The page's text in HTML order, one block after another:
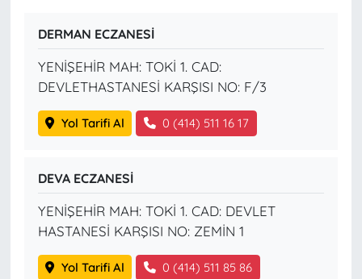
DERMAN ECZANESİ
YENİŞEHİR MAH: TOKİ 1. CAD:
DEVLETHASTANESİ KARŞISI NO: F/3
Yol Tarifi Al 0 (414) 511 16 17
DEVA ECZANESİ
YENİŞEHİR MAH: TOKİ 1. CAD: DEVLET
HASTANESİ KARŞISI NO: ZEMİN 1
Yol Tarifi Al 0 (414) 511 85 86